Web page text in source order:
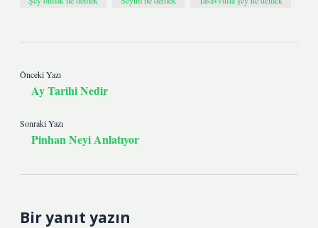
Önceki Yazı
Ay Tarihi Nedir
Sonraki Yazı
Pinhan Neyi Anlatıyor
Bir yanıt yazın